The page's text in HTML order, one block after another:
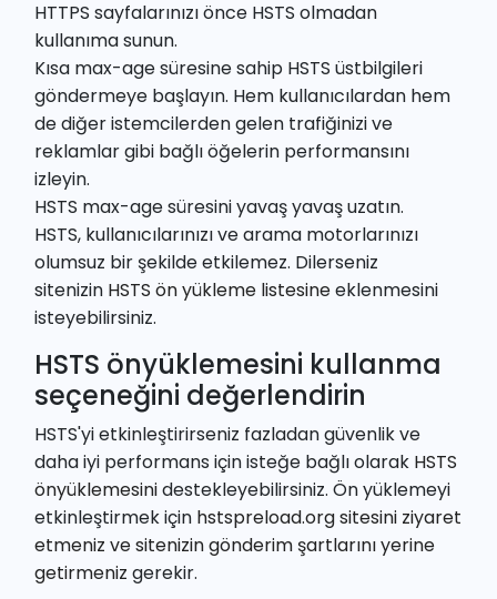
HTTPS sayfalarınızı önce HSTS olmadan
kullanıma sunun.
Kısa max-age süresine sahip HSTS üstbilgileri
göndermeye başlayın. Hem kullanıcılardan hem
de diğer istemcilerden gelen trafiğinizi ve
reklamlar gibi bağlı öğelerin performansını
izleyin.
HSTS max-age süresini yavaş yavaş uzatın.
HSTS, kullanıcılarınızı ve arama motorlarınızı
olumsuz bir şekilde etkilemez. Dilerseniz
sitenizin HSTS ön yükleme listesineeklenmesini
isteyebilirsiniz.
HSTS önyüklemesini kullanma
seçeneğini değerlendirin
HSTS'yi etkinleştirirseniz fazladan güvenlik ve
daha iyi performans için isteğe bağlı olarak HSTS
önyüklemesinidestekleyebilirsiniz. Ön yüklemeyi
etkinleştirmek için hstspreload.org sitesini ziyaret
etmeniz ve sitenizin gönderim şartlarını yerine
getirmeniz gerekir.